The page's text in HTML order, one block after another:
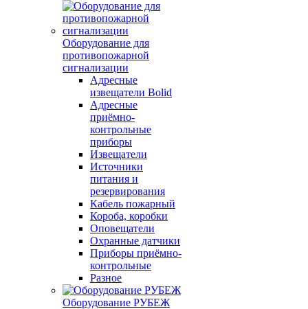
Оборудование для
противопожарной
сигнализации
Адресные
извещатели Bolid
Адресные
приёмно-
контрольные
приборы
Извещатели
Источники
питания и
резервирования
Кабель пожарный
Короба, коробки
Оповещатели
Охранные датчики
Приборы приёмно-
контрольные
Разное
Оборудование РУБЕЖ